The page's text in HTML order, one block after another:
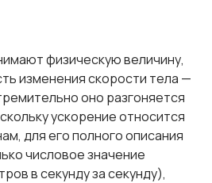
физическую величину,
изменения скорости тела —
оно разгоняется
ускорение относится
для его полного описания
числовое значение
в секунду за секунду),